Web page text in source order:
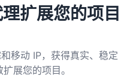
扩展您的项目
移动 IP，获得真实、稳定
展您的项目。